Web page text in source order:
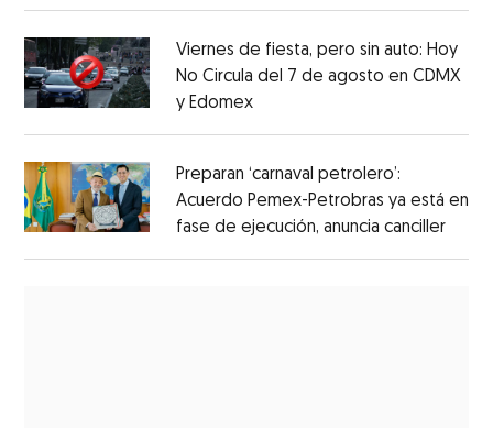
Viernes de fiesta, pero sin auto: Hoy
No Circula del 7 de agosto en CDMX
y Edomex
Preparan ‘carnaval petrolero’:
Acuerdo Pemex-Petrobras ya está en
fase de ejecución, anuncia canciller